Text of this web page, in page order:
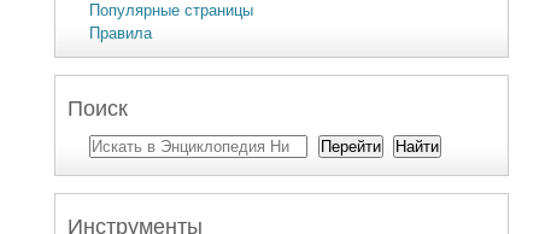
Популярные страницы
Правила
Поиск
Инструменты